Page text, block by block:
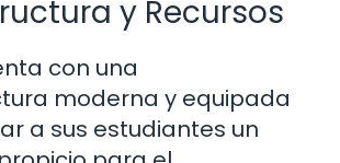
y Recursos
con una
moderna y equipada
a sus estudiantes un